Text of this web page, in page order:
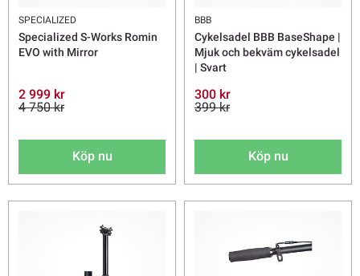
SPECIALIZED
Specialized S-Works Romin
EVO with Mirror
2 999 kr
4 750 kr
Köp nu
BBB
Cykelsadel BBB BaseShape |
Mjuk och bekväm cykelsadel
| Svart
300 kr
399 kr
Köp nu